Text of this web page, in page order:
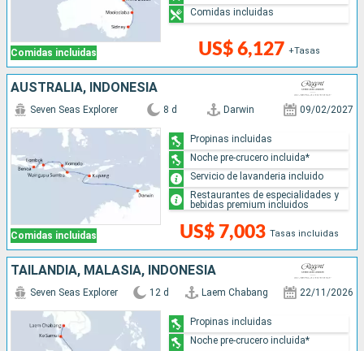
Comidas incluidas US$ 6,127 +Tasas
Comidas incluidas
AUSTRALIA, INDONESIA
Comidas incluidas
Seven Seas Explorer 8 d Darwin 09/02/2027
US$ 7,003 Tasas incluidas
Propinas incluidas
Noche pre-crucero incluida*
Servicio de lavanderia incluido
Restaurantes de especialidades y
bebidas premium incluidos
TAILANDIA, MALASIA, INDONESIA
Seven Seas Explorer 12 d Laem Chabang 22/11/2026
Propinas incluidas
Noche pre-crucero incluida*